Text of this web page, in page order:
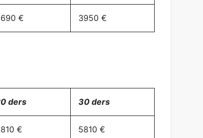
€ 3950 €
ders 30 ders
€ 5810 €